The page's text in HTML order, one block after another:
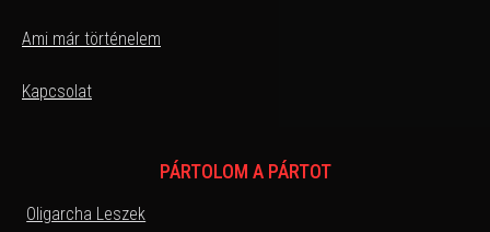
Ami már történelem
Kapcsolat
PÁRTOLOM A PÁRTOT
Oligarcha Leszek